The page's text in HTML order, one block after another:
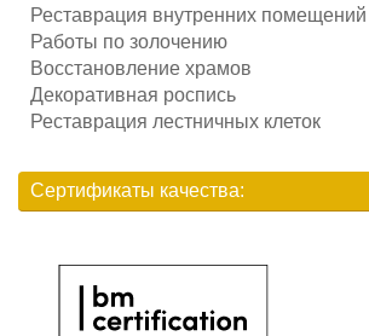
Реставрация внутренних помещений
Работы по золочению
Восстановление храмов
Декоративная роспись
Реставрация лестничных клеток
Сертификаты качества: